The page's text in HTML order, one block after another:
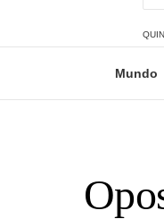
Mundo